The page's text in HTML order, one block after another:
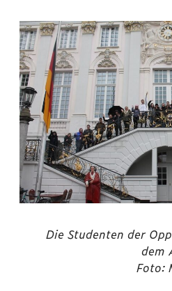
Die Studenten der
dem
Foto: